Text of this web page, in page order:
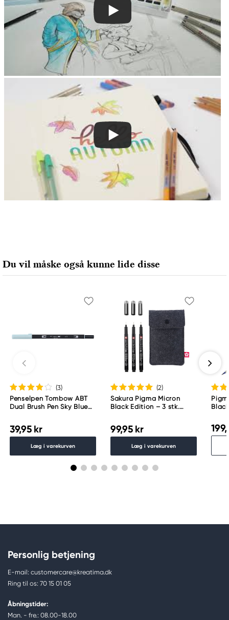
Du vil måske også kunne lide disse
(3)
Penselpen Tombow ABT
Dual Brush Pen Sky Blue
39,95 kr
Læg i varekurven
(2)
Sakura Pigma Micron
Black Edition – 3 stk.
99,95 kr
Læg i varekurven
Black
Personlig betjening
E-mail: customercare@kreatima.dk
Ring til os: 70 15 01 05
Åbningstider:
Man. - fre.: 08.00-18.00